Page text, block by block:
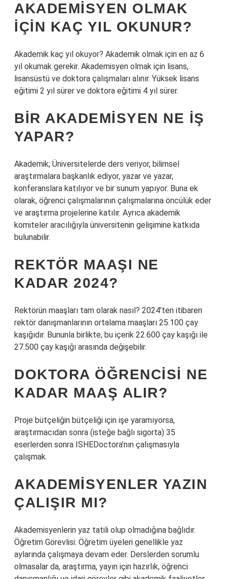
AKADEMISYEN OLMAK
IÇIN KAÇ YIL OKUNUR?
Akademik kaç yıl okuyor? Akademik olmak için en az 6
yıl okumak gerekir. Akademisyen olmak için lisans,
lisansüstü ve doktora çalışmaları alınır. Yüksek lisans
eğitimi 2 yıl sürer ve doktora eğitimi 4 yıl sürer.
BIR AKADEMISYEN NE IŞ
YAPAR?
Akademik; Üniversitelerde ders veriyor, bilimsel
araştırmalara başkanlık ediyor, yazar ve yazar,
konferanslara katılıyor ve bir sunum yapıyor. Buna ek
olarak, öğrenci çalışmalarının çalışmalarına öncülük eder
ve araştırma projelerine katılır. Ayrıca akademik
komiteler aracılığıyla üniversitenin gelişimine katkıda
bulunabilir.
REKTÖR MAAŞI NE
KADAR 2024?
Rektörün maaşları tam olarak nasıl? 2024’ten itibaren
rektör danışmanlarının ortalama maaşları 25.100 çay
kaşığıdır. Bununla birlikte, bu içerik 22.600 çay kaşığı ile
27.500 çay kaşığı arasında değişebilir.
DOKTORA ÖĞRENCISI NE
KADAR MAAŞ ALIR?
Proje bütçeliğin bütçeliği için işe yaramıyorsa,
araştırmacıdan sonra (isteğe bağlı sigorta) 35
eserlerden sonra ISHEDoctora’nın çalışmasıyla
çalışmak.
AKADEMISYENLER YAZIN
ÇALIŞIR MI?
Akademisyenlerin yaz tatili olup olmadığına bağlıdır.
Öğretim Görevlisi: Öğretim üyeleri genellikle yaz
aylarında çalışmaya devam eder. Derslerden sorumlu
olmasalar da, araştırma, yayın için hazırlık, öğrenci